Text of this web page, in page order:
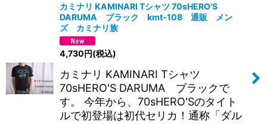
カミナリ KAMINARI Tシャツ 70sHERO'S
DARUMA ブラック kmt-108 通販 メン
ズ カミナリ族
4,730円(税込)
カミナリ KAMINARI Tシャツ
70sHERO'S DARUMA ブラックで
す。 今年から、70sHERO'Sのタイト
ルで初登場は初代セリカ！通称「ダル